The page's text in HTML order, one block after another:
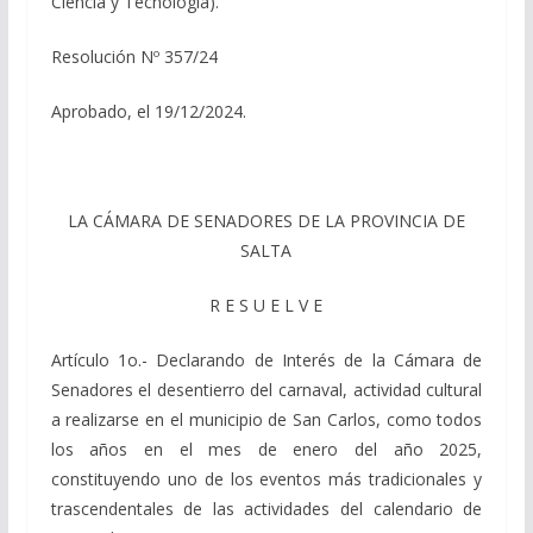
Resolución Nº 357/24
Aprobado, el 19/12/2024.
LA CÁMARA DE SENADORES DE LA PROVINCIA DE
SALTA
R E S U E L V E
Artículo 1o.- Declarando de Interés de la Cámara de
Senadores el desentierro del carnaval, actividad cultural
a realizarse en el municipio de San Carlos, como todos
los años en el mes de enero del año 2025,
constituyendo uno de los eventos más tradicionales y
trascendentales de las actividades del calendario de